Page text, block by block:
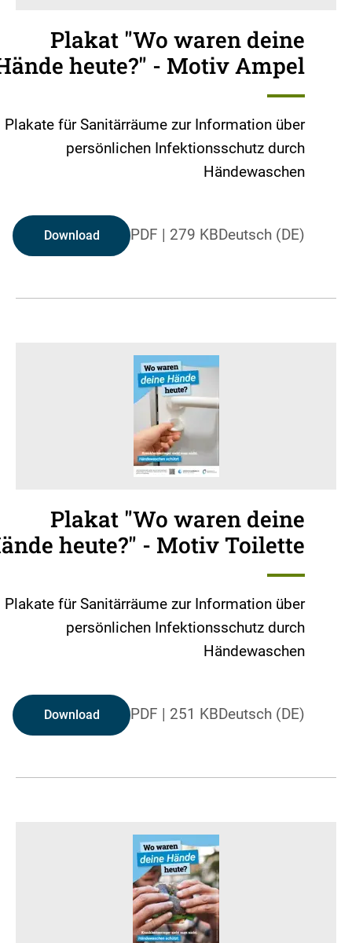
Plakat "Wo waren deine
heute?" - Motiv Ampel
Plakate für Sanitärräume zur Information über
persönlichen Infektionsschutz durch
Händewaschen
Deutsch (DE)
PDF | 279 KB
Download
Plakat "Wo waren deine
heute?" - Motiv Toilette
Plakate für Sanitärräume zur Information über
persönlichen Infektionsschutz durch
Händewaschen
Deutsch (DE)
PDF | 251 KB
Download